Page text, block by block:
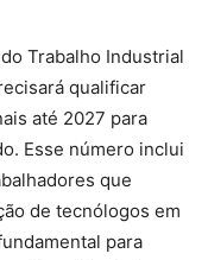
do Trabalho Industrial
qualificar
até 2027 para
Esse número inclui
que
de tecnólogos em
para